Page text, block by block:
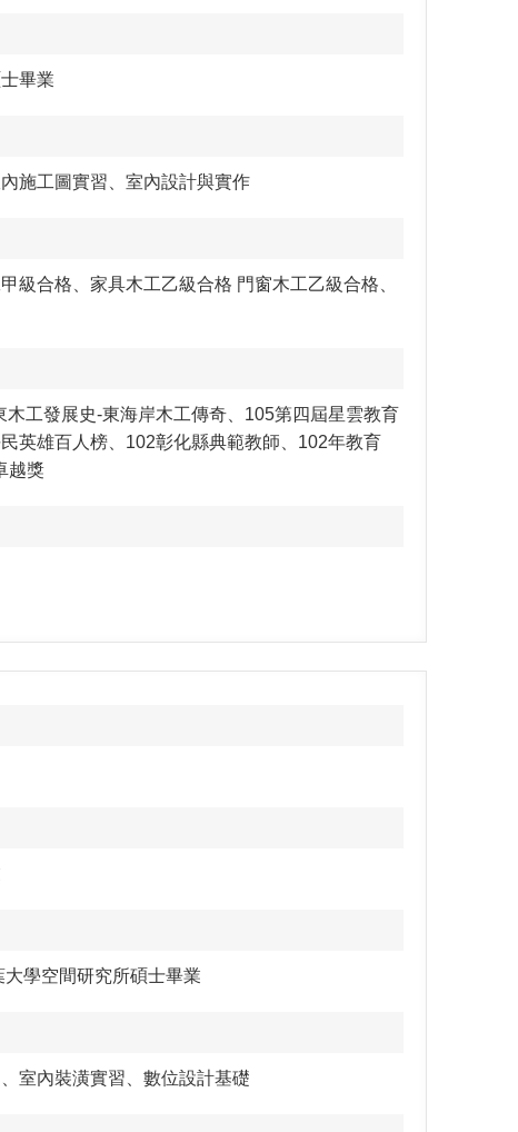
畢業
施工圖實習、室內設計與實作
級合格、家具木工乙級合格 門窗木工乙級合格、
工發展史-東海岸木工傳奇、105第四屆星雲教育
英雄百人榜、102彰化縣典範教師、102年教育
越獎
學空間研究所碩士畢業
室內裝潢實習、數位設計基礎